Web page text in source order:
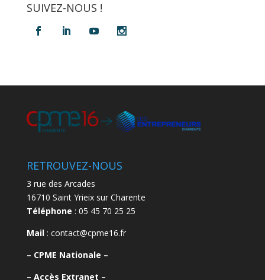
SUIVEZ-NOUS !
RETROUVEZ-NOUS
3 rue des Arcades
16710 Saint Yrieix sur Charente
Téléphone : 05 45 70 25 25
Mail: contact@cpme16.fr
– CPME Nationale –
– Accès Extranet –